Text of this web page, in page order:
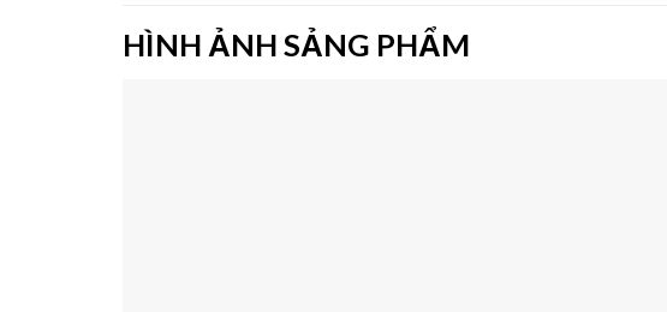
HÌNH ẢNH SẢNG PHẨM